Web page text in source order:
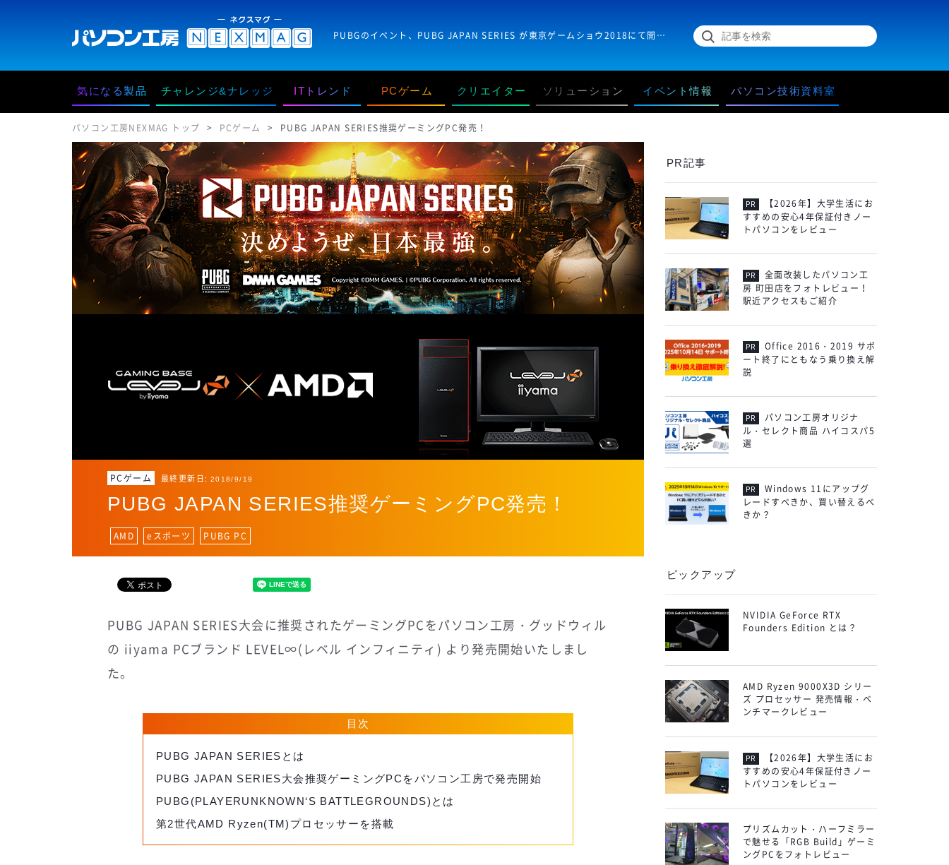
PUBGのイベント、PUBG JAPAN SERIES が東京ゲームショウ2018にて開催します！大会推奨のゲーミングPCがパソコン工房から発売です。
気になる製品 チャレンジ&ナレッジ ITトレンド PCゲーム クリエイター ソリューション イベント情報 パソコン技術資料室
パソコン工房NEXMAG トップ PCゲーム PUBG JAPAN SERIES推奨ゲーミングPC発売！
PCゲーム 最終更新日: 2018/9/19
PUBG JAPAN SERIES推奨ゲーミングPC発売！
AMD eスポーツ PUBG PC
PUBG JAPAN SERIES大会に推奨されたゲーミングPCをパソコン工房・グッドウィル
の iiyama PCブランド LEVEL∞(レベル インフィニティ) より発売開始いたしまし
た。
目次
PUBG JAPAN SERIESとは
PUBG JAPAN SERIES大会推奨ゲーミングPCをパソコン工房で発売開始
PUBG(PLAYERUNKNOWN‘S BATTLEGROUNDS)とは
第2世代AMD Ryzen(TM)プロセッサーを搭載
PR記事
【2026年】大学生活にお
すすめの安心4年保証付きノー
トパソコンをレビュー
全面改装したパソコン工
房 町田店をフォトレビュー！
駅近アクセスもご紹介
Office 2016・2019 サポ
ート終了にともなう乗り換え解
説
パソコン工房オリジナ
ル・セレクト商品 ハイコスパ5
選
Windows 11にアップグ
レードすべきか、買い替えるべ
きか？
ピックアップ
NVIDIA GeForce RTX
Founders Edition とは？
AMD Ryzen 9000X3D シリー
ズ プロセッサー 発売情報・ベ
ンチマークレビュー
【2026年】大学生活にお
すすめの安心4年保証付きノー
トパソコンをレビュー
プリズムカット・ハーフミラー
で魅せる「RGB Build」ゲーミ
ングPCをフォトレビュー